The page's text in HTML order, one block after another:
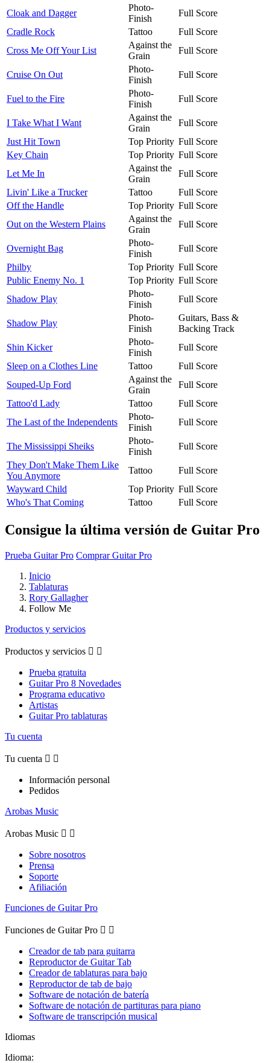
Cloak and Dagger
Photo-
Finish
Full Score
Cradle Rock
Tattoo
Full Score
Cross Me Off Your List
Against the
Grain
Full Score
Cruise On Out
Photo-
Finish
Full Score
Fuel to the Fire
Photo-
Finish
Full Score
I Take What I Want
Against the
Grain
Full Score
Just Hit Town
Top Priority Full Score
Key Chain
Top Priority Full Score
Let Me In
Against the
Grain
Full Score
Livin' Like a Trucker
Tattoo
Full Score
Off the Handle
Top Priority Full Score
Out on the Western Plains
Against the
Grain
Full Score
Overnight Bag
Photo-
Finish
Full Score
Philby
Top Priority Full Score
Public Enemy No. 1
Top Priority Full Score
Shadow Play
Photo-
Finish
Full Score
Shadow Play
Photo-
Finish
Guitars, Bass &
Backing Track
Shin Kicker
Photo-
Finish
Full Score
Sleep on a Clothes Line
Tattoo
Full Score
Souped-Up Ford
Against the
Grain
Full Score
Tattoo'd Lady
Tattoo
Full Score
The Last of the Independents
Photo-
Finish
Full Score
The Mississippi Sheiks
Photo-
Finish
Full Score
They Don't Make Them Like
You Anymore
Tattoo
Full Score
Wayward Child
Top Priority Full Score
Who's That Coming
Tattoo Full Score
Consigue la última versión de Guitar Pro
Prueba Guitar Pro Comprar Guitar Pro
Inicio
Tablaturas
Rory Gallagher
Follow Me
Productos y servicios
Productos y servicios  
Prueba gratuita
Guitar Pro 8 Novedades
Programa educativo
Artistas
Guitar Pro tablaturas
Tu cuenta
Tu cuenta  
Información personal
Pedidos
Arobas Music
Arobas Music  
Sobre nosotros
Prensa
Soporte
Afiliación
Funciones de Guitar Pro
Funciones de Guitar Pro  
Creador de tab para guitarra
Reproductor de Guitar Tab
Creador de tablaturas para bajo
Reproductor de tab de bajo
Software de notación de batería
Software de notación de partituras para piano
Software de transcripción musical
Idiomas
Idioma: